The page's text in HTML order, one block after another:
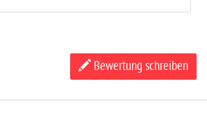
Bewertung schreiben